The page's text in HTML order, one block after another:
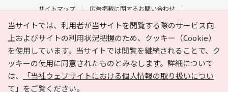
当サイトでは、利用者が当サイトを閲覧する際のサービス向
上およびサイトの利用状況把握のため、クッキー（Cookie）
を使用しています。当サイトでは閲覧を継続されることで、ク
ッキーの使用に同意されたものとみなします。詳細について
は、
「当社ウェブサイトにおける個人情報の取り扱いについ
て」 をご覧ください。
サイトマップ
広告掲載に関するお問い合わせ
サイトの内容に関するお問い合わせ
Copyright © HYOJITO.Co.,Ltd. All Rights Reserved.